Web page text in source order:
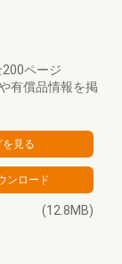
200ページ
有償品情報を掲
(12.8MB)